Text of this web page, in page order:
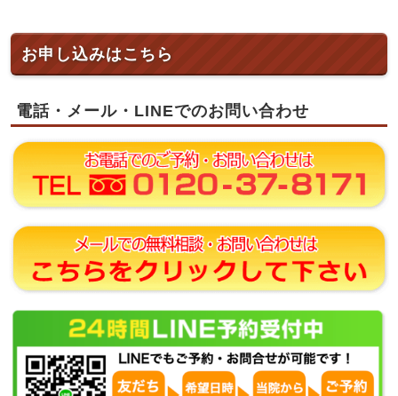
お申し込みはこちら
電話・メール・LINEでのお問い合わせ